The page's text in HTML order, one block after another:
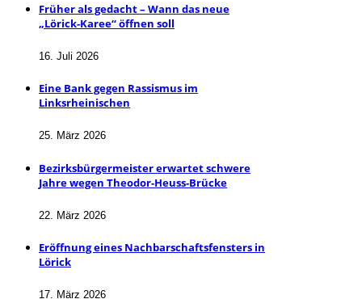
Früher als gedacht – Wann das neue
„Lörick-Karee“ öffnen soll
16. Juli 2026
Eine Bank gegen Rassismus im
Linksrheinischen
25. März 2026
Bezirksbürgermeister erwartet schwere
Jahre wegen Theodor-Heuss-Brücke
22. März 2026
Eröffnung eines Nachbarschaftsfensters in
Lörick
17. März 2026